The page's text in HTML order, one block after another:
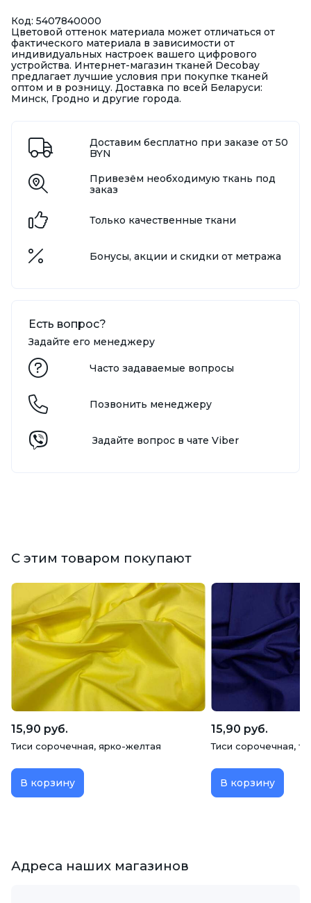
Код: 5407840000
Цветовой оттенок материала может отличаться от
фактического материала в зависимости от
индивидуальных настроек вашего цифрового
устройства. Интернет-магазин тканей Decobay
предлагает лучшие условия при покупке тканей
оптом и в розницу. Доставка по всей Беларуси:
Минск, Гродно и другие города.
Доставим бесплатно при заказе от 50
BYN
Привезём необходимую ткань под
заказ
Только качественные ткани
Бонусы, акции и скидки от метража
Есть вопрос?
Задайте его менеджеру
Часто задаваемые вопросы
Позвонить менеджеру
Задайте вопрос в чате Viber
С этим товаром покупают
15,90 руб.
Тиси сорочечная, ярко-желтая
В корзину
15,90 руб.
Тиси сорочечная,
В корзину
Адреса наших магазинов